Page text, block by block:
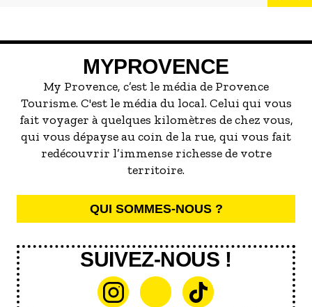
peut d'ailleurs vite être submergé·e par la
servir la meilleure...
MYPROVENCE
My Provence, c’est le média de Provence
Tourisme. C'est le média du local. Celui qui vous
fait voyager à quelques kilomètres de chez vous,
qui vous dépayse au coin de la rue, qui vous fait
redécouvrir l’immense richesse de votre
territoire.
QUI SOMMES-NOUS ?
SUIVEZ-NOUS !